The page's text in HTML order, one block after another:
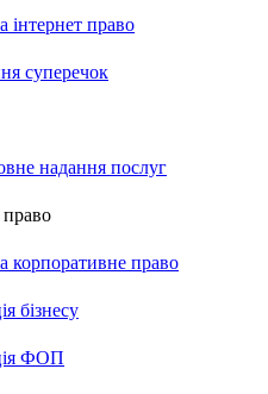
інтернет право
суперечок
надання послуг
корпоративне право
бізнесу
ФОП